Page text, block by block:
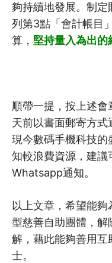
夠持續地發展。制定
列第3點「會計帳目
算， 堅持量入為出的
順帶一提，按上述
天前以書面郵寄方式
現今數碼手機科技的
知較浪費資源，建
Whatsapp通知。
以上文章，希望能
型慈善自助團體，解
解，藉此能夠善用互
士。